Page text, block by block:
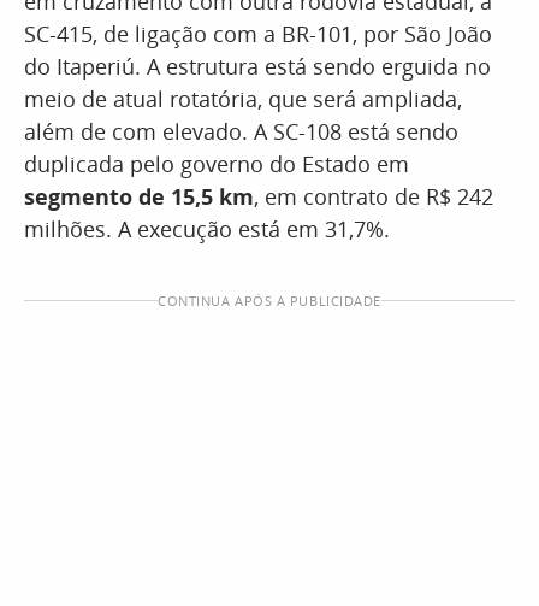
SC-415, de ligação com a BR-101, por São João
do Itaperiú. A estrutura está sendo erguida no
meio de atual rotatória, que será ampliada,
além de com elevado. A SC-108 está sendo
duplicada pelo governo do Estado em
segmento de 15,5 km, em contrato de R$ 242
milhões. A execução está em 31,7%.
CONTINUA APÓS A PUBLICIDADE